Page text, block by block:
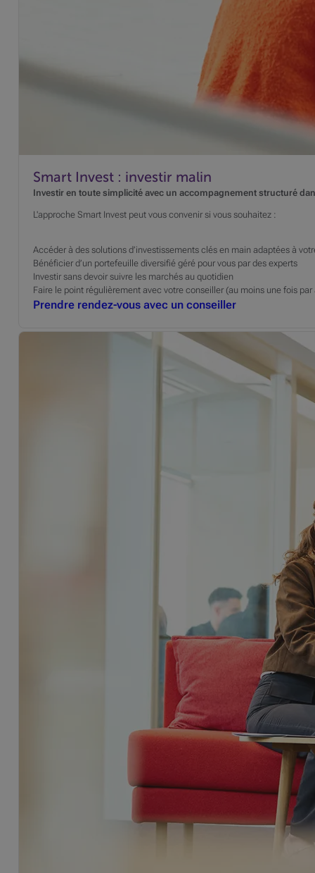
Smart Invest : investir malin
Investir en toute simplicité avec un accompagnement structuré
L'approche Smart Invest peut vous convenir si vous souhaitez :
Accéder à des solutions d’investissements clés en main adaptées à
Bénéficier d’un portefeuille diversifié géré pour vous par des experts
Investir sans devoir suivre les marchés au quotidien
Faire le point régulièrement avec votre conseiller (au moins une fois par
Prendre rendez-vous avec un conseiller